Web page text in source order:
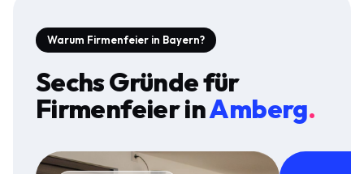
Warum Firmenfeier in Bayern?
Sechs Gründe für
FirmenfeierinAmberg.